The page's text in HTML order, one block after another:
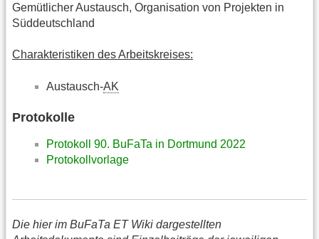
Gemütlicher Austausch, Organisation von Projekten in
Süddeutschland
Charakteristiken des Arbeitskreises:
Austausch-AK
Protokolle
Protokoll 90. BuFaTa in Dortmund 2022
Protokollvorlage
Die hier im BuFaTa ET Wiki dargestellten